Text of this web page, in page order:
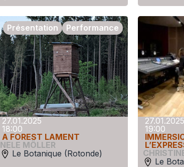
27.01.2025
18:00
A FOREST LAMENT
NELE MÖLLER
Le Botanique (Rotonde)
Performance
Présentation
27.01.2025
19:00
Le